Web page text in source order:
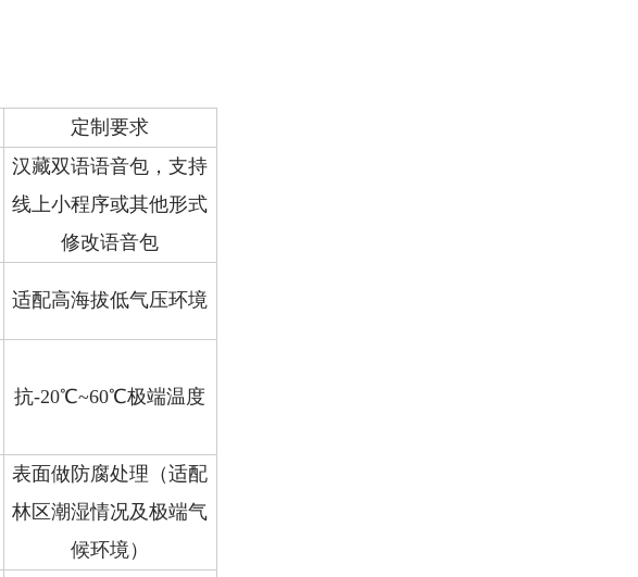
定制要求
汉藏双语语音包，支持
线上小程序或其他形式
修改语音包
适配高海拔低气压环境
抗-20℃~60℃极端温度
表面做防腐处理（适配
林区潮湿情况及极端气
候环境）